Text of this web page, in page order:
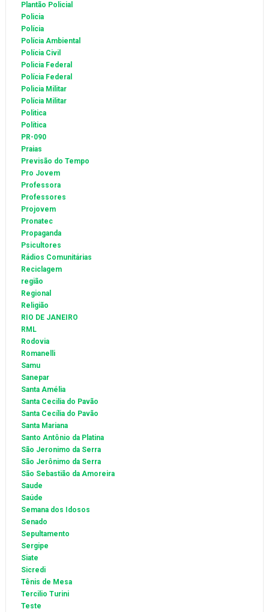
Plantão Policial
Policia
Polícia
Polícia Ambiental
Polícia Civil
Policia Federal
Polícia Federal
Policia Militar
Polícia Militar
Politica
Política
PR-090
Praias
Previsão do Tempo
Pro Jovem
Professora
Professores
Projovem
Pronatec
Propaganda
Psicultores
Rádios Comunitárias
Reciclagem
região
Regional
Religião
RIO DE JANEIRO
RML
Rodovia
Romanelli
Samu
Sanepar
Santa Amélia
Santa Cecilia do Pavão
Santa Cecília do Pavão
Santa Mariana
Santo Antônio da Platina
São Jeronimo da Serra
São Jerônimo da Serra
São Sebastião da Amoreira
Saude
Saúde
Semana dos Idosos
Senado
Sepultamento
Sergipe
Siate
Sicredi
Tênis de Mesa
Tercilio Turini
Teste